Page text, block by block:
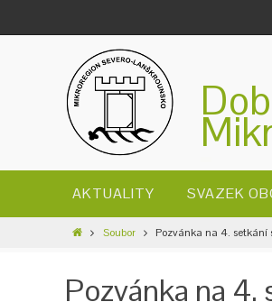
AKTUALITY SVAZEK
Soubor Pozvánka na 4. setkání
Pozvánka na